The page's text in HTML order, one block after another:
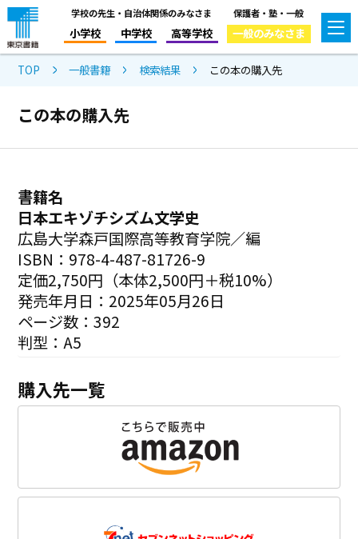
学校の先生・自治体関係のみなさま
小学校 中学校 高等学校
保護者・塾・一般
一般のみなさま
TOP 一般書籍 検索結果 この本の購入先
この本の購入先
書籍名
日本エキゾチシズム文学史
広島大学森戸国際高等教育学院／編
ISBN：978-4-487-81726-9
定価2,750円（本体2,500円＋税10%）
発売年月日：2025年05月26日
ページ数：392
判型：A5
購入先一覧